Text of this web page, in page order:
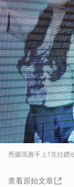
秀蘭瑪雅手上1克拉鑽
查看原始文章